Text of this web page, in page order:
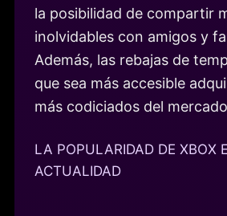
la posibilidad de compartir
inolvidables con amigos y
Además, las rebajas de
que sea más accesible
más codiciados del
LA POPULARIDAD DE XBOX
ACTUALIDAD